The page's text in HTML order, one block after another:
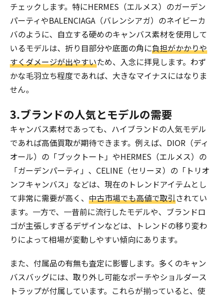
チェックします。特にHERMES（エルメス）のガーデン
パーティやBALENCIAGA（バレンシアガ）のネイビーカ
バのように、自立する硬めのキャンバス素材を使用して
いるモデルは、折り目部分や底面の角に負担がかかりや
すくダメージが出やすいため、入念に拝見します。わず
かな毛羽立ち程度であれば、大きなマイナスにはなりま
せん。
3.ブランドの人気とモデルの需要
キャンバス素材であっても、ハイブランドの人気モデル
であれば高価買取が期待できます。例えば、DIOR（ディ
オール）の「ブックトート」やHERMES（エルメス）の
「ガーデンパーティ」、CELINE（セリーヌ）の「トリオ
ンフキャンバス」などは、現在のトレンドアイテムとし
て非常に需要が高く、 中古市場でも高値で取引されてい
ます。一方で、一昔前に流行したモデルや、ブランドロ
ゴが主張しすぎるデザインなどは、トレンドの移り変わ
りによって相場が変動しやすい傾向にあります。
また、付属品の有無も査定に影響します。多くのキャン
バスバッグには、取り外し可能なポーチやショルダース
トラップが付属しています。これらが揃っていると、使